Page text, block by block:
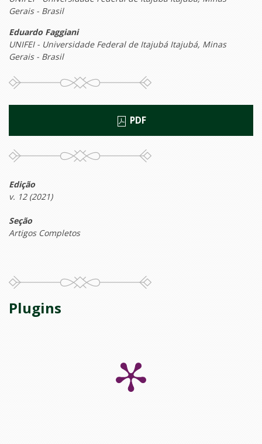
Gerais - Brasil
Eduardo Faggiani
UNIFEI - Universidade Federal de Itajubá Itajubá, Minas
Gerais - Brasil
PDF
Edição
v. 12 (2021)
Seção
Artigos Completos
Plugins